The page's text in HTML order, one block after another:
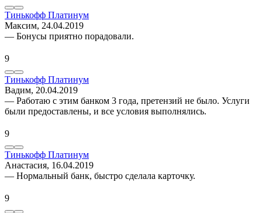
Тинькофф Платинум
Максим, 24.04.2019
— Бонусы приятно порадовали.
9
Тинькофф Платинум
Вадим, 20.04.2019
— Работаю с этим банком 3 года, претензий не было. Услуги
были предоставлены, и все условия выполнялись.
9
Тинькофф Платинум
Анастасия, 16.04.2019
— Нормальный банк, быстро сделала карточку.
9